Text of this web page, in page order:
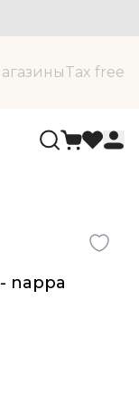
Tax free
nappa